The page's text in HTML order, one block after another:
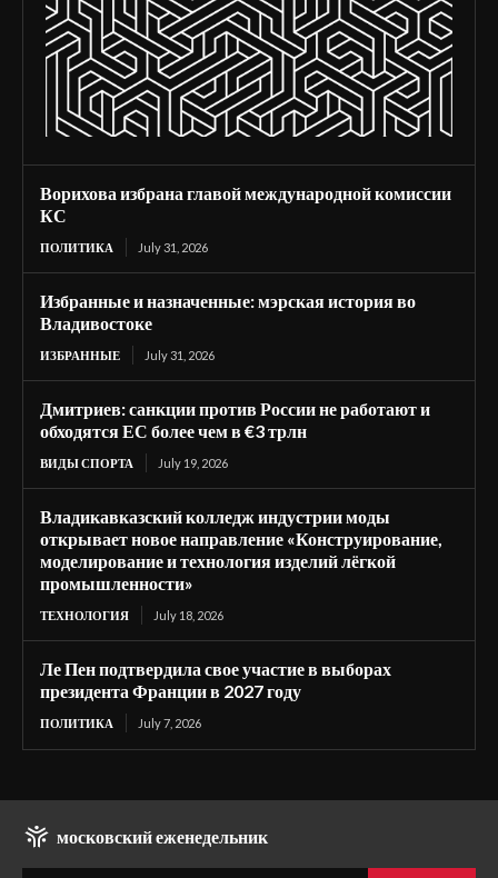
Ворихова избрана главой международной комиссии
КС
ПОЛИТИКА July 31, 2026
Избранные и назначенные: мэрская история во
Владивостоке
ИЗБРАННЫЕ July 31, 2026
Дмитриев: санкции против России не работают и
обходятся ЕС более чем в €3 трлн
ВИДЫ СПОРТА July 19, 2026
Владикавказский колледж индустрии моды
открывает новое направление «Конструирование,
моделирование и технология изделий лёгкой
промышленности»
ТЕХНОЛОГИЯ July 18, 2026
Ле Пен подтвердила свое участие в выборах
президента Франции в 2027 году
ПОЛИТИКА July 7, 2026
московский еженедельник